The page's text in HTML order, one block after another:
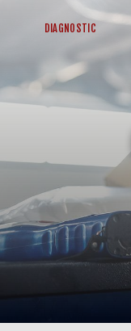
DIAGNOSTIC